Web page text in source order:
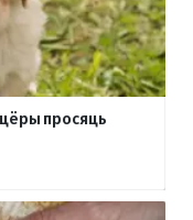
просяць